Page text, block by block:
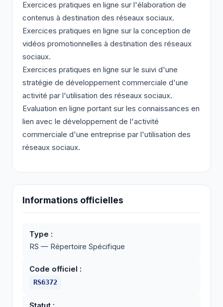
Exercices pratiques en ligne sur l'élaboration de
contenus à destination des réseaux sociaux.
Exercices pratiques en ligne sur la conception de
vidéos promotionnelles à destination des réseaux
sociaux.
Exercices pratiques en ligne sur le suivi d'une
stratégie de développement commerciale d'une
activité par l'utilisation des réseaux sociaux.
Evaluation en ligne portant sur les connaissances en
lien avec le développement de l'activité
commerciale d'une entreprise par l'utilisation des
réseaux sociaux.
Informations officielles
Type :
RS — Répertoire Spécifique
Code officiel :
RS6372